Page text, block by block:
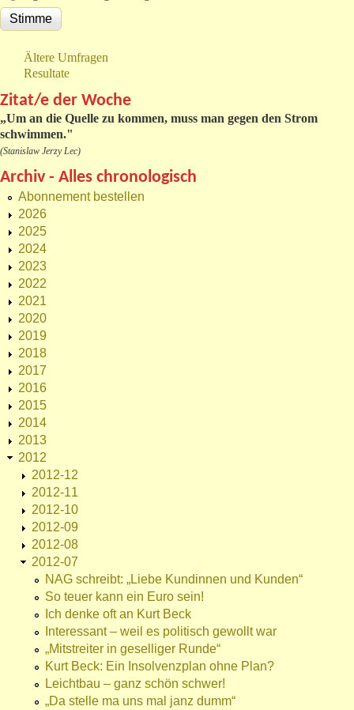
Ältere Umfragen
Resultate
Zitat/e der Woche
„Um an die Quelle zu kommen, muss man gegen den Strom
schwimmen."
(Stanislaw Jerzy Lec)
Archiv - Alles chronologisch
Abonnement bestellen
2026
2025
2024
2023
2022
2021
2020
2019
2018
2017
2016
2015
2014
2013
2012
2012-12
2012-11
2012-10
2012-09
2012-08
2012-07
NAG schreibt: „Liebe Kundinnen und Kunden“
So teuer kann ein Euro sein!
Ich denke oft an Kurt Beck
Interessant – weil es politisch gewollt war
„Mitstreiter in geselliger Runde“
Kurt Beck: Ein Insolvenzplan ohne Plan?
Leichtbau – ganz schön schwer!
„Da stelle ma uns mal janz dumm“